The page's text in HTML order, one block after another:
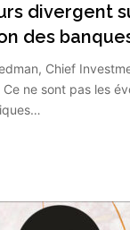
divergent
des
Chief
ne sont pas les